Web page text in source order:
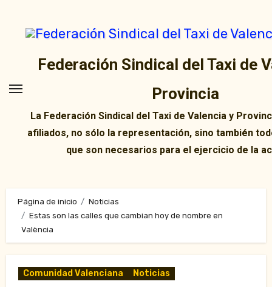
contenido
Federación Sindical del Taxi de
Provincia
La Federación Sindical del Taxi de Valencia y
afiliados, no sólo la representación, sino también
que son necesarios para el ejercicio de la
Página de inicio
Noticias
Estas son las calles que cambian hoy de nombre en
València
Comunidad Valenciana Noticias